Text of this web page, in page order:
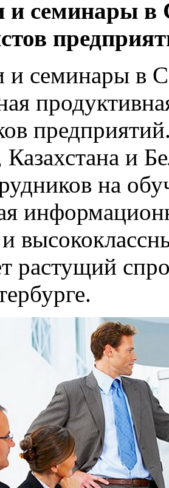
и семинары в
и семинары в
и
на
растущий